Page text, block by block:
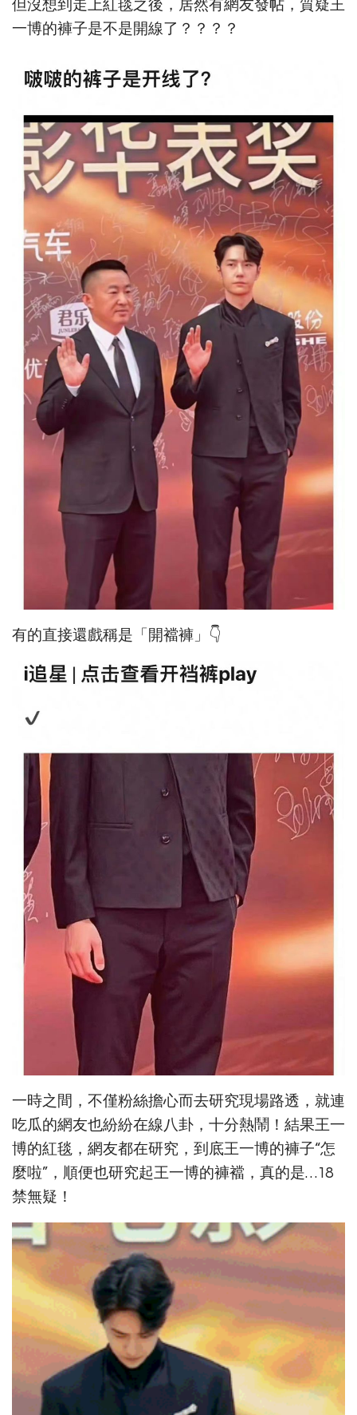
但沒想到走上紅毯之後，居然有網友發帖，質疑王
一博的褲子是不是開線了？？？？
有的直接還戲稱是「開襠褲」👇
一時之間，不僅粉絲擔心而去研究現場路透，就連
吃瓜的網友也紛紛在線八卦，十分熱鬧！結果王一
博的紅毯，網友都在研究，到底王一博的褲子“怎
麼啦”，順便也研究起王一博的褲襠，真的是…18
禁無疑！